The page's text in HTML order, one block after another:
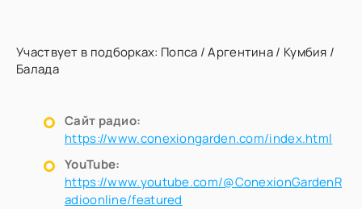
Участвует в подборках: Попса /Аргентина/ Кумбия /
Балада
Сайт радио:
https://www.conexiongarden.com/index.html
YouTube:
https://www.youtube.com/@ConexionGardenR
adioonline/featured